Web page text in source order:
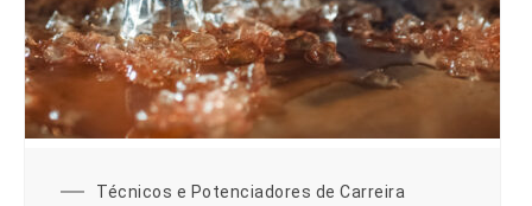
Técnicos e Potenciadores de Carreira